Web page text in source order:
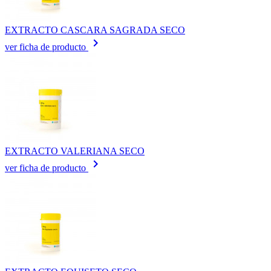
EXTRACTO CASCARA SAGRADA SECO
ver ficha de producto
keyboard_arrow_right
EXTRACTO VALERIANA SECO
ver ficha de producto
keyboard_arrow_right